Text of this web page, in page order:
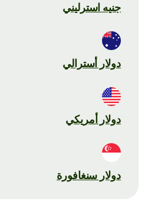
جنيه استرليني
دولار أسترالي
دولار أمريكي
دولار سنغافورة